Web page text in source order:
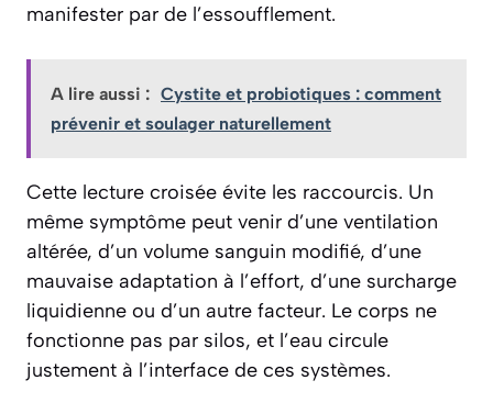
manifester par de l’essoufflement.
A lire aussi : Cystite et probiotiques : comment
prévenir et soulager naturellement
Cette lecture croisée évite les raccourcis. Un
même symptôme peut venir d’une ventilation
altérée, d’un volume sanguin modifié, d’une
mauvaise adaptation à l’effort, d’une surcharge
liquidienne ou d’un autre facteur. Le corps ne
fonctionne pas par silos, et l’eau circule
justement à l’interface de ces systèmes.